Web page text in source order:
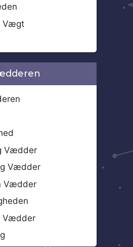
Vægt
Vædder
Vædder
Vædder
Vædder